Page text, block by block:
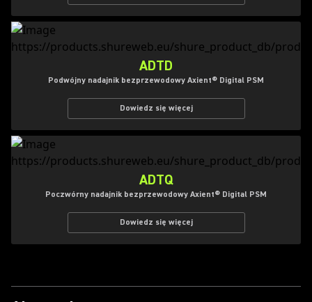
ADTD
Podwójny nadajnik bezprzewodowy Axient® Digital PSM
Dowiedz się więcej
ADTQ
Poczwórny nadajnik bezprzewodowy Axient® Digital PSM
Dowiedz się więcej